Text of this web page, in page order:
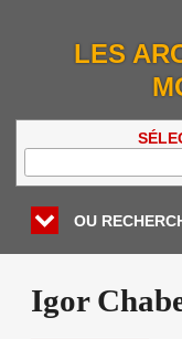
LES
OU
Igor